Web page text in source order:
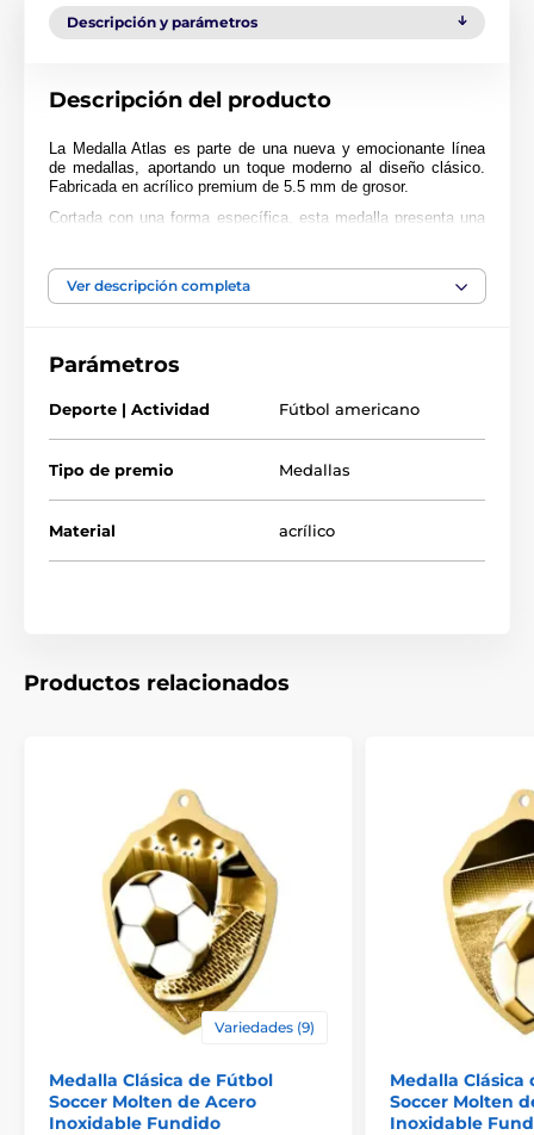
Descripción y parámetros
Descripción del producto
La Medalla Atlas es parte de una nueva y emocionante línea
de medallas, aportando un toque moderno al diseño clásico.
Fabricada en acrílico premium de 5.5 mm de grosor.
Cortada con una forma específica, esta medalla presenta una
Perfecta para cualquier ceremonia de premiación. Tenga en
Ver descripción completa
Parámetros
Deporte | Actividad Fútbol americano
Tipo de premio Medallas
Material acrílico
Productos relacionados
Variedades (9)
Medalla Clásica de Fútbol
Soccer Molten de Acero
Inoxidable Fundido
Medalla Clásica
Soccer Molten
Inoxidable